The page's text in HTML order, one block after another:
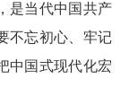
是当代中国共产
不忘初心、牢记
中国式现代化宏